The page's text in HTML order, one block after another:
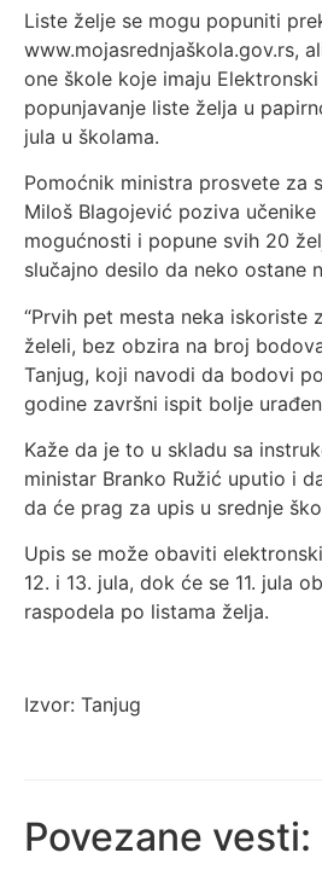
Liste želje se mogu popuniti
www.mojasrednjaškola.gov.rs,
one škole koje imaju
popunjavanje liste želja u
jula u školama.
Pomoćnik ministra prosvete za
Miloš Blagojević poziva
mogućnosti i popune svih 20
slučajno desilo da neko ostane
“Prvih pet mesta neka iskoriste
želeli, bez obzira na broj
Tanjug, koji navodi da bodovi
godine završni ispit bolje
Kaže da je to u skladu sa
ministar Branko Ružić uputio i
da će prag za upis u srednje
Upis se može obaviti
12. i 13. jula, dok će se 11. jula
raspodela po listama želja.
Izvor: Tanjug
Povezane vesti: